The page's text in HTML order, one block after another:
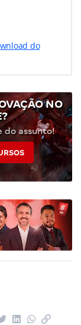
do
NO
do assunto!